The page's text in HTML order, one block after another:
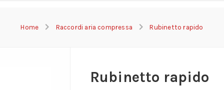
Home Raccordi aria compressa Rubinetto rapido
Rubinetto rapido